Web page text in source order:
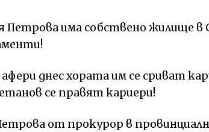
Петрова има собствено жилище в
афери днес хората им се сриват
се правят кариери!
от прокурор в